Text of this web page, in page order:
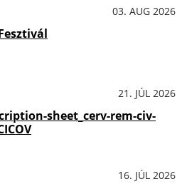
03. AUG 2026
21. JÚL 2026
sheet_cerv-rem-civ-
16. JÚL 2026